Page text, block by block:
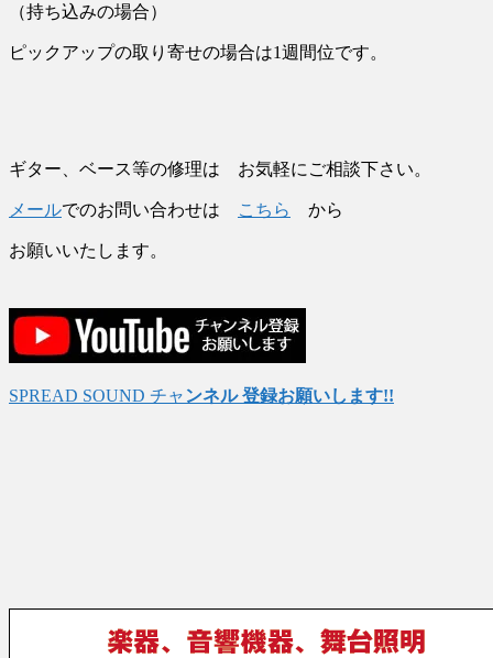
（持ち込みの場合）
ピックアップの取り寄せの場合は1週間位です。
ギター、ベース等の修理は お気軽にご相談下さい。
メールでのお問い合わせは こちら から
お願いいたします。
SPREAD SOUND チャ ンネル 登録お願いします!!